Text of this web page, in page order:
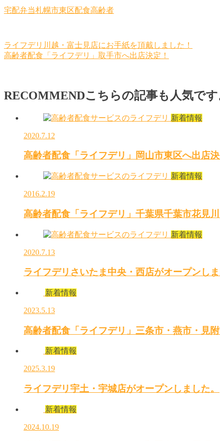
宅配弁当札幌市東区配食高齢者
ライフデリ川越・富士見店にお手紙を頂戴しました！
高齢者配食「ライフデリ」取手市へ出店決定！
RECOMMENDこちらの記事も人気です
新着情報
2020.7.12
高齢者配食「ライフデリ」岡山市東区へ出店決
新着情報
2016.2.19
高齢者配食「ライフデリ」千葉県千葉市花見
新着情報
2020.7.13
ライフデリさいたま中央・西店がオープンしま
新着情報
2023.5.13
高齢者配食「ライフデリ」三条市・燕市・見
新着情報
2025.3.19
ライフデリ宇土・宇城店がオープンしました。
新着情報
2024.10.19